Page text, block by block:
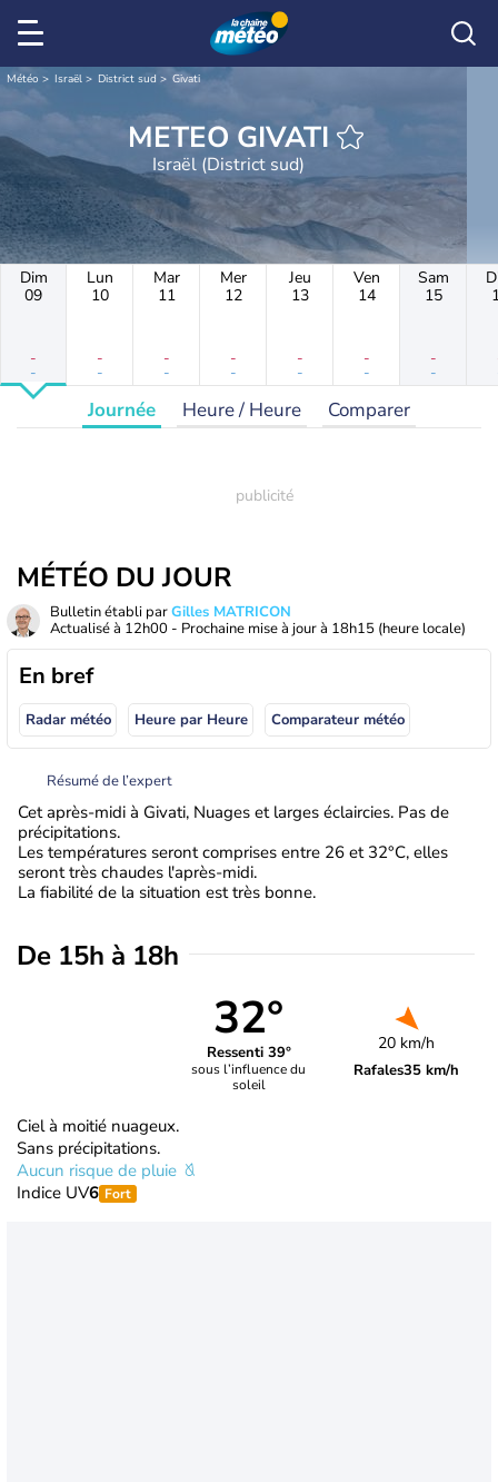
Météo Israël District sud Givati
METEO GIVATI
Israël (District sud)
Dim
09
-
-
Lun
10
-
-
Mar
11
-
-
Mer
12
-
-
Jeu
13
-
-
Ven
14
-
-
Sam
15
-
-
Journée Heure / Heure Comparer
MÉTÉO DU JOUR
Bulletin établi parGilles MATRICON
Actualisé à 12h00 - Prochaine mise à jour à 18h15 (heure locale)
En bref
Radar météo Heure par Heure Comparateur météo
Résumé de l’expert
Cet après-midi à Givati, Nuages et larges éclaircies. Pas de
précipitations.
Les températures seront comprises entre 26 et 32°C, elles
seront très chaudes l'après-midi.
La fiabilité de la situation est très bonne.
De 15h à 18h
32°
Ressenti 39°
sous l’influence du
soleil
20 km/h
Rafales35 km/h
Ciel à moitié nuageux.
Sans précipitations.
Aucun risque de pluie
Indice UV6 Fort